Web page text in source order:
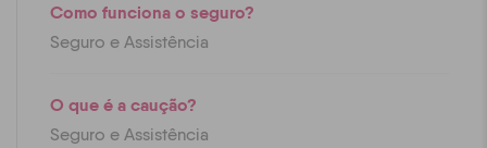
Como funciona o seguro?
Seguro e Assistência
O que é a caução?
Seguro e Assistência